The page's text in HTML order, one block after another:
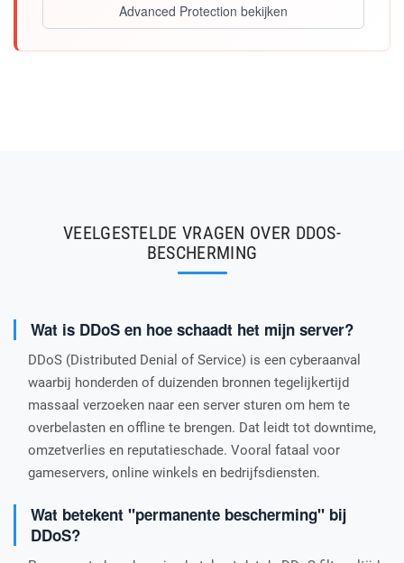
Advanced Protection bekijken
VEELGESTELDE VRAGEN OVER DDOS-
BESCHERMING
Wat is DDoS en hoe schaadt het mijn server?
DDoS (Distributed Denial of Service) is een cyberaanval
waarbij honderden of duizenden bronnen tegelijkertijd
massaal verzoeken naar een server sturen om hem te
overbelasten en offline te brengen. Dat leidt tot downtime,
omzetverlies en reputatieschade. Vooral fataal voor
gameservers, online winkels en bedrijfsdiensten.
Wat betekent "permanente bescherming" bij
DDoS?